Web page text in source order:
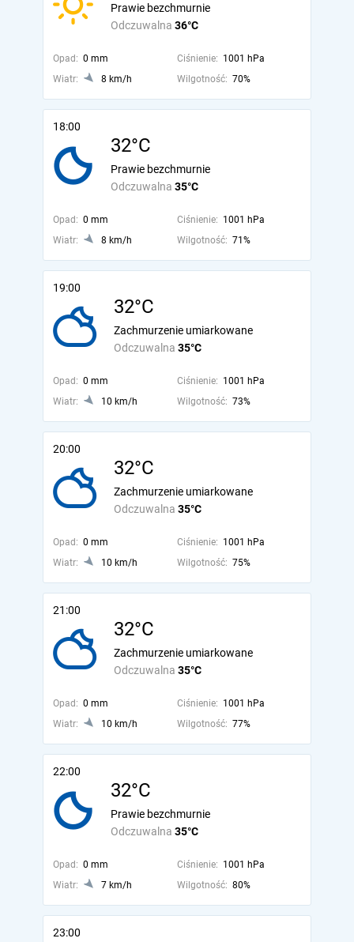
Odczuwalna 36°C
Prawie bezchmurnie
Opad: 0 mm Ciśnienie: 1001 hPa
Wiatr:
8 km/h Wilgotność: 70%
18:00
32°C
Odczuwalna 35°C
Prawie bezchmurnie
Opad: 0 mm Ciśnienie: 1001 hPa
Wiatr:
8 km/h Wilgotność: 71%
19:00
32°C
Odczuwalna 35°C
Zachmurzenie umiarkowane
Opad: 0 mm Ciśnienie: 1001 hPa
Wiatr:
10 km/h Wilgotność: 73%
20:00
32°C
Odczuwalna 35°C
Zachmurzenie umiarkowane
Opad: 0 mm Ciśnienie: 1001 hPa
Wiatr:
10 km/h Wilgotność: 75%
21:00
32°C
Odczuwalna 35°C
Zachmurzenie umiarkowane
Opad: 0 mm Ciśnienie: 1001 hPa
Wiatr:
10 km/h Wilgotność: 77%
22:00
32°C
Odczuwalna 35°C
Prawie bezchmurnie
Opad: 0 mm Ciśnienie: 1001 hPa
Wiatr:
7 km/h Wilgotność: 80%
23:00